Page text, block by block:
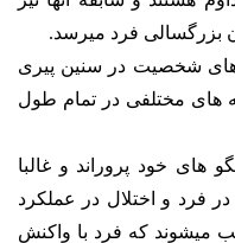
بزرگسالی فرد میرسد.
های شخصیت در سنین پیری
های مختلفی در تمام طول
های خود پروراند و غالبا
فرد و اختلال در عملکرد
میشوند که فرد با واکنش